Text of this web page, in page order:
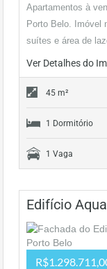
Apartamentos à
Porto Belo. Imóvel
suítes e área de
Ver Detalhes do
45 m²
1 Dormitório
1 Vaga
Edifício